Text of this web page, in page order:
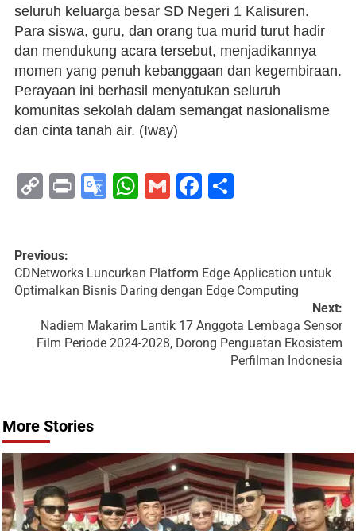
seluruh keluarga besar SD Negeri 1 Kalisuren.
Para siswa, guru, dan orang tua murid turut hadir
dan mendukung acara tersebut, menjadikannya
momen yang penuh kebanggaan dan kegembiraan.
Perayaan ini berhasil menyatukan seluruh
komunitas sekolah dalam semangat nasionalisme
dan cinta tanah air. (Iway)
CopyPrintGoogle
WhatsApp
GmailFacebook
Previous:
CDNetworks Luncurkan Platform Edge Application untuk
Optimalkan Bisnis Daring dengan Edge Computing
Next:
Nadiem Makarim Lantik 17 Anggota Lembaga Sensor
Film Periode 2024-2028, Dorong Penguatan Ekosistem
Perfilman Indonesia
More Stories